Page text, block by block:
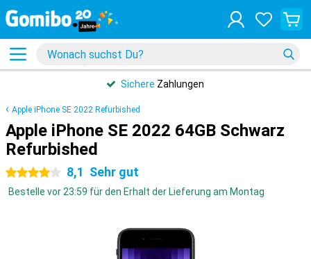
Sichere Zahlungen
Apple iPhone SE 2022 Refurbished
Apple iPhone SE 2022 64GB Schwarz
Refurbished
4 Sterne 8,1 Sehr gut
Bestelle vor 23:59 für den Erhalt der Lieferung am Montag